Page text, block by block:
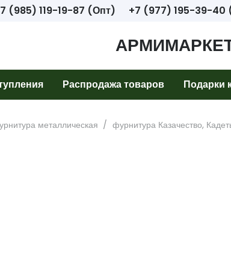
(985) 119-19-87 (Опт) +7 (977) 195-39-40
Распродажа товаров Подарки
металлическая / фурнитура Казачество,